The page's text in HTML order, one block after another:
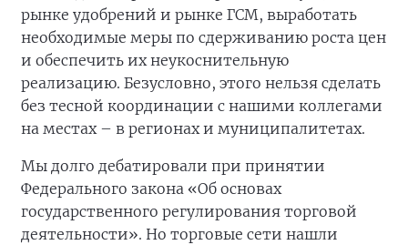
рынке удобрений и рынке ГСМ, выработать
необходимые меры по сдерживанию роста цен
и обеспечить их неукоснительную
реализацию. Безусловно, этого нельзя сделать
без тесной координации с нашими коллегами
на местах – в регионах и муниципалитетах.
Мы долго дебатировали при принятии
Федерального закона «Об основах
государственного регулирования торговой
деятельности». Но торговые сети нашли